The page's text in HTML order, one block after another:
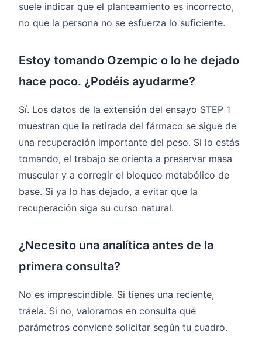
suele indicar que el planteamiento es incorrecto,
no que la persona no se esfuerza lo suficiente.
Estoy tomando Ozempic o lo he dejado
hace poco. ¿Podéis ayudarme?
Sí. Los datos de la extensión del ensayo STEP 1
muestran que la retirada del fármaco se sigue de
una recuperación importante del peso. Si lo estás
tomando, el trabajo se orienta a preservar masa
muscular y a corregir el bloqueo metabólico de
base. Si ya lo has dejado, a evitar que la
recuperación siga su curso natural.
¿Necesito una analítica antes de la
primera consulta?
No es imprescindible. Si tienes una reciente,
tráela. Si no, valoramos en consulta qué
parámetros conviene solicitar según tu cuadro.